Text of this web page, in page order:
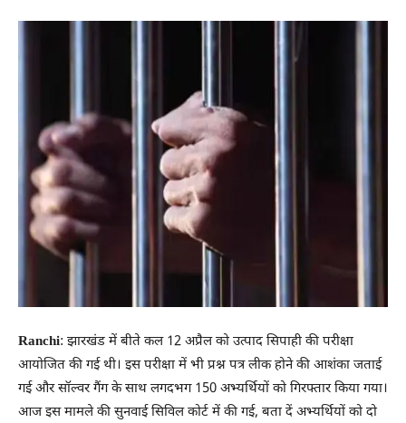
Ranchi: झारखंड में बीते कल 12 अप्रैल को उत्पाद सिपाही की परीक्षा
आयोजित की गई थी। इस परीक्षा में भी प्रश्न पत्र लीक होने की आशंका जताई
गई और सॉल्वर गैंग के साथ लगदभग 150 अभ्यर्थियों को गिरफ्तार किया गया।
आज इस मामले की सुनवाई सिविल कोर्ट में की गई, बता दें अभ्यर्थियों को दो